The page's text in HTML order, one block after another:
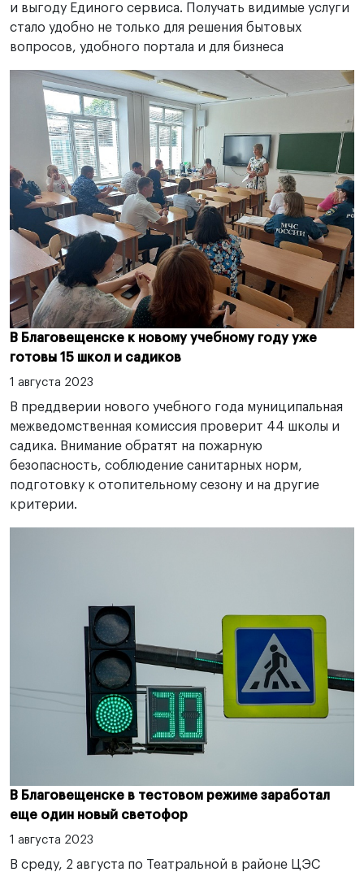
и выгоду Единого сервиса. Получать видимые услуги
стало удобно не только для решения бытовых
вопросов, удобного портала и для бизнеса
В Благовещенске к новому учебному году уже
готовы 15 школ и садиков
1 августа 2023
В преддверии нового учебного года муниципальная
межведомственная комиссия проверит 44 школы и
садика. Внимание обратят на пожарную
безопасность, соблюдение санитарных норм,
подготовку к отопительному сезону и на другие
критерии.
В Благовещенске в тестовом режиме заработал
еще один новый светофор
1 августа 2023
В среду, 2 августа по Театральной в районе ЦЭС